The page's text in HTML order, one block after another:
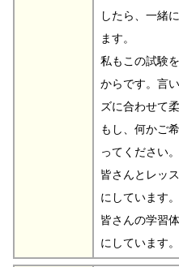
したら、一緒
ます。
私もこの試験
からです。言
ズに合わせて
もし、何かご
ってください。
皆さんとレッ
にしています。
皆さんの学習
にしています。